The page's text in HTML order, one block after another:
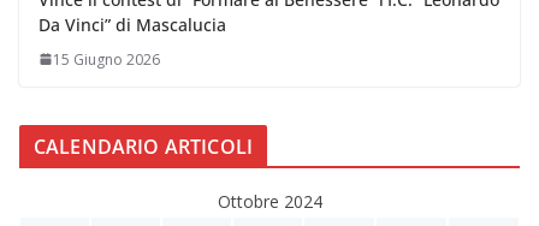
Da Vinci” di Mascalucia
15 Giugno 2026
CALENDARIO ARTICOLI
Ottobre 2024